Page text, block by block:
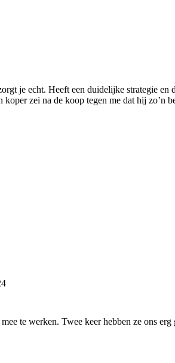
je echt. Heeft een duidelijke strategie
zei na de koop tegen me dat hij zo’n
te werken. Twee keer hebben ze ons